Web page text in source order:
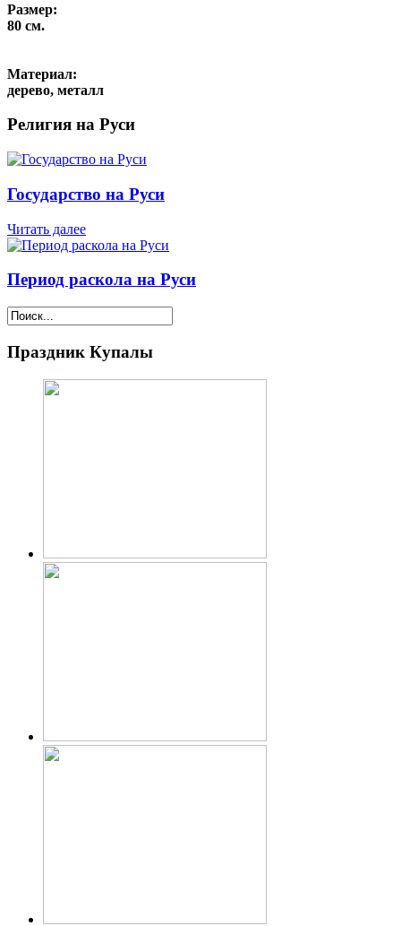
Размер:
80 см.
Материал:
дерево, металл
Религия на Руси
Государство на Руси
Читать далее
Период раскола на Руси
Праздник Купалы